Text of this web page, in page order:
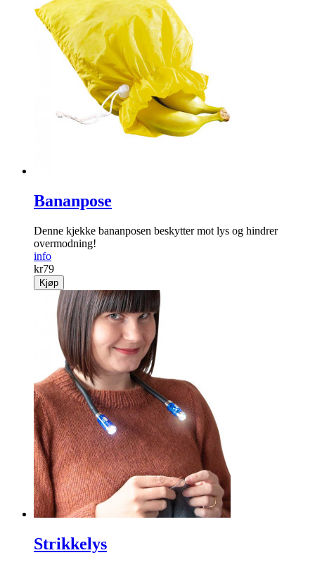
Bananpose
Denne kjekke bananposen beskytter mot lys og hindrer
overmodning!
info
kr79
Kjøp
Strikkelys